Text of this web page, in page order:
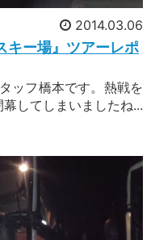
2014.03.06
キー場』ツアーレポ
ッフ橋本です。熱戦を
してしまいましたね...